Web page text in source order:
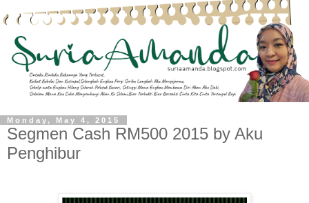
Monday, May 4, 2015
Segmen Cash RM500 2015 by Aku
Penghibur